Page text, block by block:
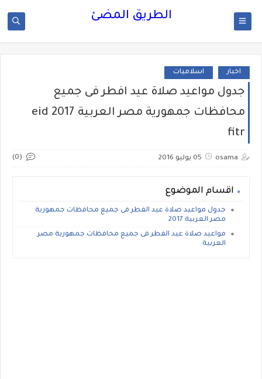
الطريق المضئ
اخبار اسلاميات
جدول مواعيد صلاة عيد افطر فى جميع
محافظات جمهورية مصر العربية 2017 eid
fitr
osama 05 يوليو 2016 (0)
اقسام الموضوع
جدول مواعيد صلاة عيد الفطر فى جميع محافظات جمهورية
مصر العربية 2017
مواعيد صلاة عيد الفطر فى جميع محافظات جمهورية مصر
العربية